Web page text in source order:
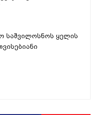
საშვილოსნოს ყელის